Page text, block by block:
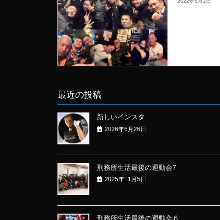
最近の投稿
新しいインスタ
2026年6月26日
刑務所生活最後の運動会7
2025年11月5日
刑務所生活最後の運動会６